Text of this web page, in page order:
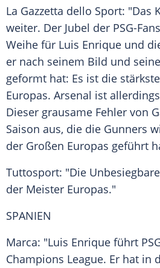
La Gazzetta dello Sport: "Das
weiter. Der Jubel der PSG-
Weihe für Luis Enrique und
er nach seinem Bild und
geformt hat: Es ist die
Europas. Arsenal ist
Dieser grausame Fehler von
Saison aus, die die Gunners
der Großen Europas geführt
Tuttosport: "Die
der Meister Europas."
SPANIEN
Marca: "Luis Enrique führt
Champions League. Er hat in